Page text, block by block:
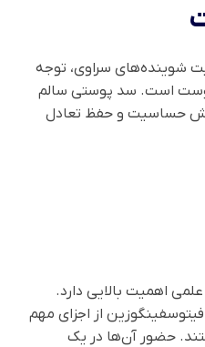
شوینده‌های سراوی، توجه
است. سد پوستی سالم
حساسیت و حفظ تعادل
اهمیت بالایی دارد.
از اجزای مهم
حضور آن‌ها در یک